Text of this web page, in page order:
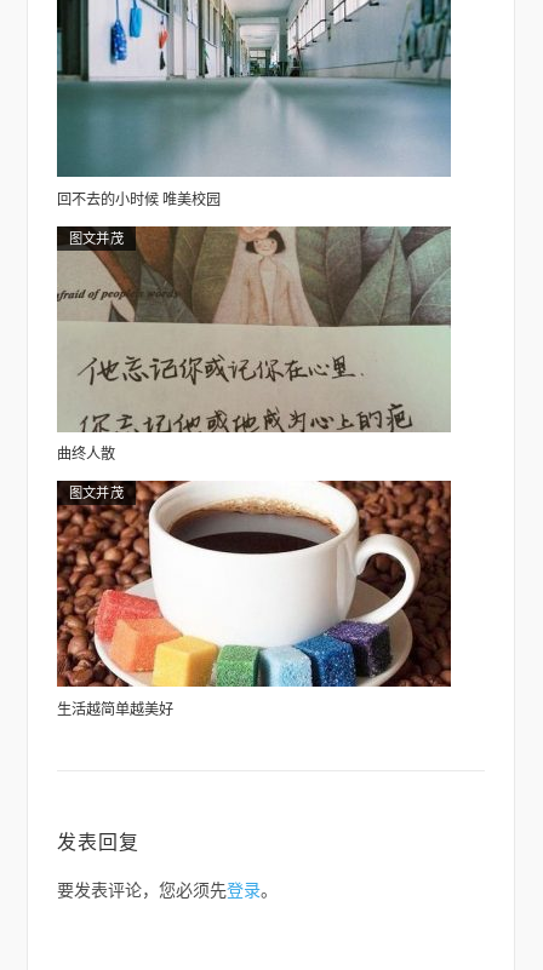
回不去的小时候 唯美校园
图文并茂
曲终人散
图文并茂
生活越简单越美好
发表回复
要发表评论，您必须先登录。